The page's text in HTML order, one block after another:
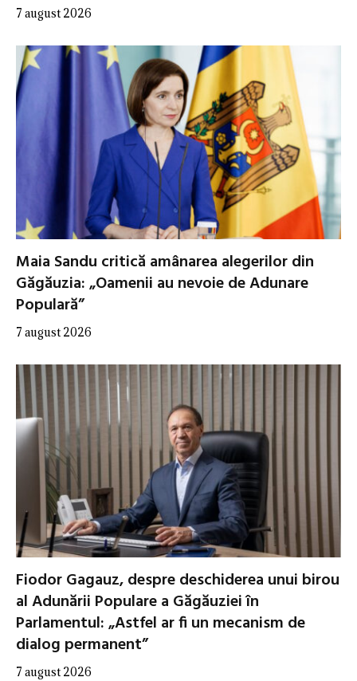
7 august 2026
Maia Sandu critică amânarea alegerilor din
Găgăuzia: „Oamenii au nevoie de Adunare
Populară”
7 august 2026
Fiodor Gagauz, despre deschiderea unui birou
al Adunării Populare a Găgăuziei în
Parlamentul: „Astfel ar fi un mecanism de
dialog permanent”
7 august 2026